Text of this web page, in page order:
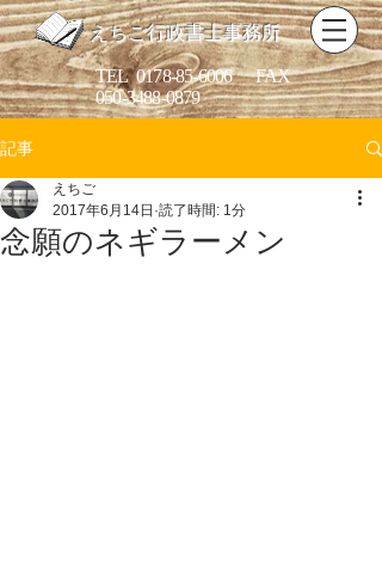
えちご行政書士事務所
​TEL0178-85-6006FAX
050-3488-0879
記事
念願のネギラーメン
えちご
2017年6月14日 読了時間: 1分